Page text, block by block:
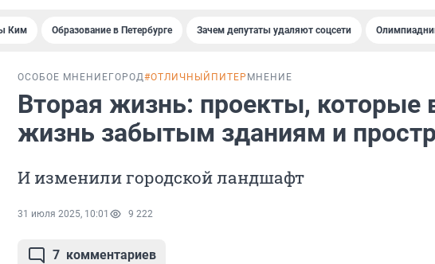
Ким Образование в Петербурге Зачем депутаты удаляют соцсети
ОСОБОЕ МНЕНИЕ ГОРОД#ОТЛИЧНЫЙПИТЕР МНЕНИЕ
Вторая жизнь: проекты, которые
жизнь забытым зданиям и
И изменили городской ландшафт
31 июля 2025, 10:01 9 222
7 комментариев